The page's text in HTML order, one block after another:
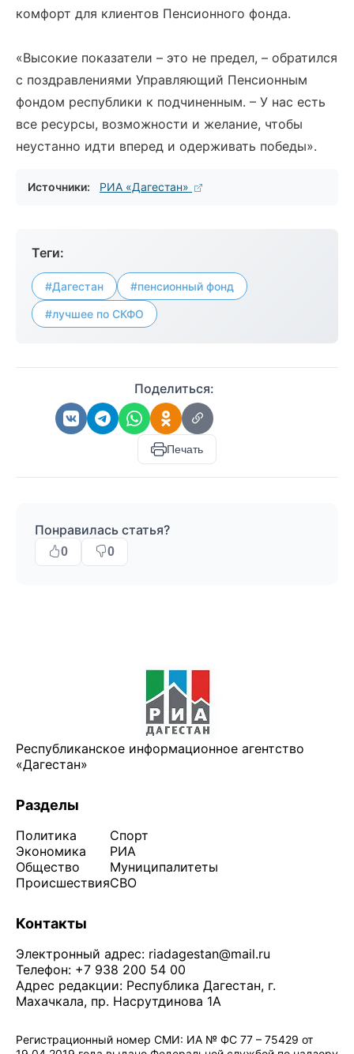
комфорт для клиентов Пенсионного фонда.
«Высокие показатели – это не предел, – обратился
с поздравлениями Управляющий Пенсионным
фондом республики к подчиненным. – У нас есть
все ресурсы, возможности и желание, чтобы
неустанно идти вперед и одерживать победы».
Источники: РИА «Дагестан»
Теги:
#Дагестан #пенсионный фонд
#лучшее по СКФО
Поделиться:
Печать
Понравилась статья?
0 0
Республиканское информационное агентство
«Дагестан»
Разделы
Политика
Экономика
Общество
Происшествия
Спорт
РИА
Муниципалитеты
СВО
Контакты
Электронный адрес: riadagestan@mail.ru
Телефон: +7 938 200 54 00
Адрес редакции: Республика Дагестан, г.
Махачкала, пр. Насрутдинова 1А
Регистрационный номер СМИ: ИА № ФС 77 – 75429 от